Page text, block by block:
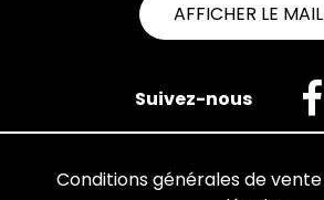
AFFICHER LE MAIL
Suivez-nous
Conditions générales de vente